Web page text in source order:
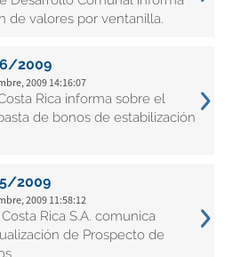
de valores por ventanilla.
2009
2009 14:16:07
Rica informa sobre el
de bonos de estabilización
2009
2009 11:58:12
Rica S.A. comunica
de Prospecto de